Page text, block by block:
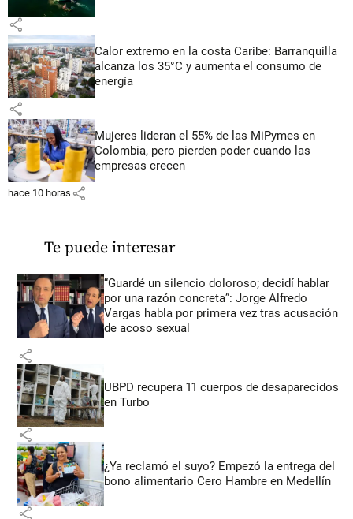
share
Calor extremo en la costa Caribe: Barranquilla
alcanza los 35°C y aumenta el consumo de
energía
share
Mujeres lideran el 55% de las MiPymes en
Colombia, pero pierden poder cuando las
empresas crecen
hace 10 horas share
Te puede interesar
“Guardé un silencio doloroso; decidí hablar
por una razón concreta”: Jorge Alfredo
Vargas habla por primera vez tras acusación
de acoso sexual
share
UBPD recupera 11 cuerpos de desaparecidos
en Turbo
share
¿Ya reclamó el suyo? Empezó la entrega del
bono alimentario Cero Hambre en Medellín
share